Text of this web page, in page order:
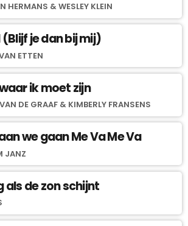
HERMANS & WESLEY KLEIN
(Blijf je dan bij mij)
ETTEN
ik moet zijn
DE GRAAF & KIMBERLY FRANSENS
we gaan Me Va Me Va
JANZ
als de zon schijnt